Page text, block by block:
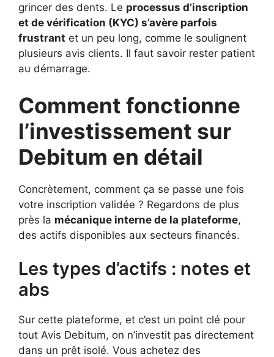
grincer des dents. Le processus d’inscription
et de vérification (KYC) s’avère parfois
frustrant et un peu long, comme le soulignent
plusieurs avis clients. Il faut savoir rester patient
au démarrage.
Comment fonctionne
l’investissement sur
Debitum en détail
Concrètement, comment ça se passe une fois
votre inscription validée ? Regardons de plus
près la mécanique interne de la plateforme,
des actifs disponibles aux secteurs financés.
Les types d’actifs : notes et
abs
Sur cette plateforme, et c’est un point clé pour
tout Avis Debitum, on n’investit pas directement
dans un prêt isolé. Vous achetez des